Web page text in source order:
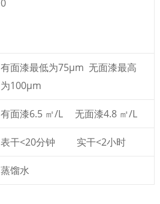
0
有面漆最低为75μm 无面漆最高
为100μm
有面漆6.5 ㎡/L 无面漆4.8 ㎡/L
表干<20分钟 实干<2小时
蒸馏水